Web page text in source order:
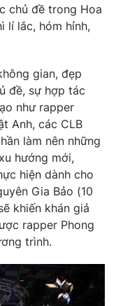
Việt
bằng AI
chủ đề trong Hoa
lí lắc, hóm hỉnh,
gian, đẹp
đề, sự hợp tác
như rapper
Anh, các CLB
làm nên những
hướng mới,
hiện dành cho
Gia Bảo (10
khiến khán giả
rapper Phong
trình.